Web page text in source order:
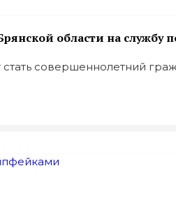
области на службу
совершеннолетний